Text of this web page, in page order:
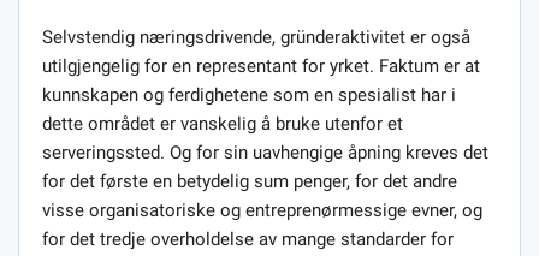
Selvstendig næringsdrivende, gründeraktivitet er også
utilgjengelig for en representant for yrket. Faktum er at
kunnskapen og ferdighetene som en spesialist har i
dette området er vanskelig å bruke utenfor et
serveringssted. Og for sin uavhengige åpning kreves det
for det første en betydelig sum penger, for det andre
visse organisatoriske og entreprenørmessige evner, og
for det tredje overholdelse av mange standarder for